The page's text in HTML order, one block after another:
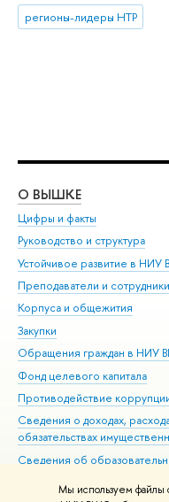
Мы используем файлы
регионы-лидеры НТР
О ВЫШКЕ
Цифры и факты
Руководство и структура
Устойчивое развитие в
Преподаватели и сотрудники
Корпуса и общежития
Закупки
Обращения граждан в НИУ
Фонд целевого капитала
Противодействие
Сведения о доходах,
обязательствах
Сведения об
Людям с ограниченными